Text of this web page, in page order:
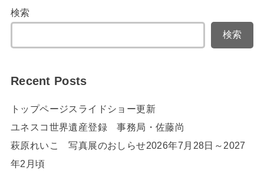
検索
検索
Recent Posts
トップページスライドショー更新
ユネスコ世界遺産登録 事務局・佐藤尚
萩原れいこ 写真展のおしらせ2026年7月28日～2027
年2月頃